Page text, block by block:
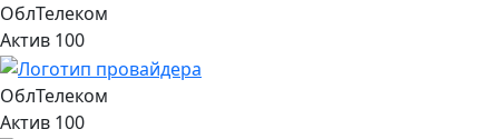
ОблТелеком
Актив 100
ОблТелеком
Актив 100